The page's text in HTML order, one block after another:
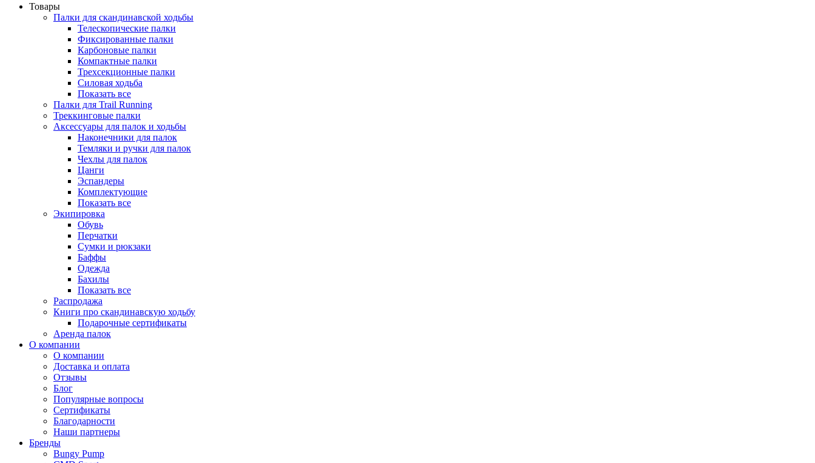
Товары
Палки для скандинавской ходьбы
Телескопические палки
Фиксированные палки
Карбоновые палки
Компактные палки
Трехсекционные палки
Силовая ходьба
Показать все
Палки для Trail Running
Треккинговые палки
Аксессуары для палок и ходьбы
Наконечники для палок
Темляки и ручки для палок
Чехлы для палок
Цанги
Эспандеры
Комплектующие
Показать все
Экипировка
Обувь
Перчатки
Сумки и рюкзаки
Баффы
Одежда
Бахилы
Показать все
Распродажа
Книги про скандинавскую ходьбу
Подарочные сертификаты
Аренда палок
О компании
О компании
Доставка и оплата
Отзывы
Блог
Популярные вопросы
Сертификаты
Благодарности
Наши партнеры
Бренды
Bungy Pump